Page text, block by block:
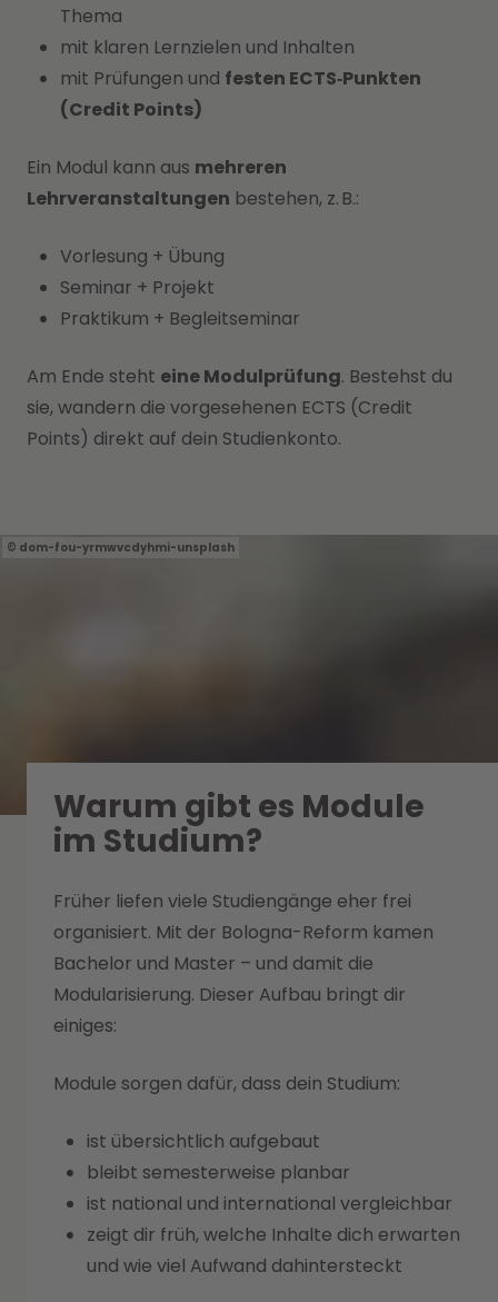
Thema
mit klaren Lernzielen und Inhalten
mit Prüfungen und festen ECTS‑Punkten
(Credit Points)
Ein Modul kann aus mehreren
Lehrveranstaltungen bestehen, z. B.:
Vorlesung + Übung
Seminar + Projekt
Praktikum + Begleitseminar
Am Ende steht eine Modulprüfung. Bestehst du
sie, wandern die vorgesehenen ECTS (Credit
Points) direkt auf dein Studienkonto.
dom-fou-yrmwvcdyhmi-unsplash
Warum gibt es Module
im Studium?
Früher liefen viele Studiengänge eher frei
organisiert. Mit der Bologna-Reform kamen
Bachelor und Master – und damit die
Modularisierung. Dieser Aufbau bringt dir
einiges:
Module sorgen dafür, dass dein Studium:
ist übersichtlich aufgebaut
bleibt semesterweise planbar
ist national und international vergleichbar
zeigt dir früh, welche Inhalte dich erwarten
und wie viel Aufwand dahintersteckt